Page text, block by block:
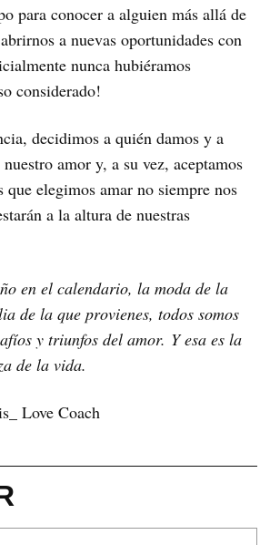
para conocer a alguien más allá de
a nuevas oportunidades con
nunca hubiéramos
considerado!
decidimos a quién damos y a
amor y, a su vez, aceptamos
que elegimos amar no siempre nos
a la altura de nuestras
en el calendario, la moda de la
de la que provienes, todos somos
y triunfos del amor. Y esa es la
de la vida.
Love Coach